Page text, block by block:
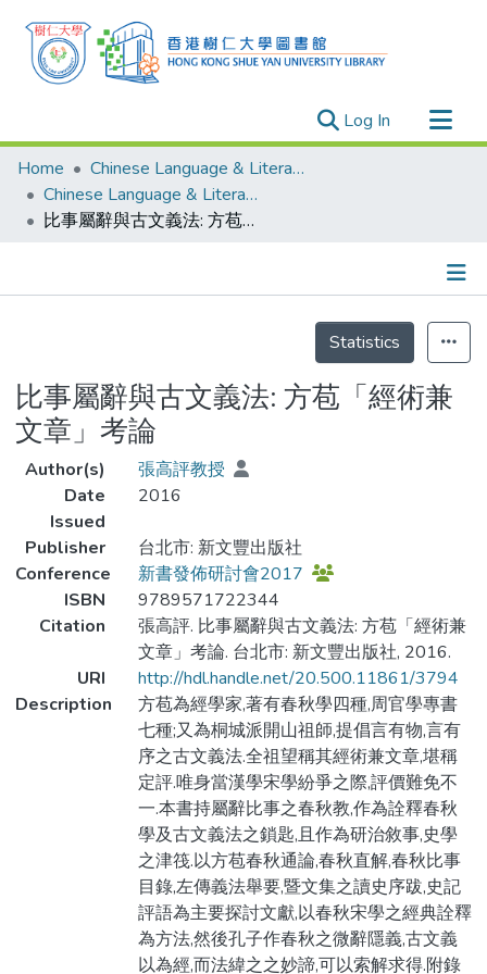
Log In (current)
Research Outputs
Researchers
Organizations
Events
Home
Chinese Language & Literature
Chinese Language & Literature - Publication
比事屬辭與古文義法: 方苞「經術兼文章」考論
Statistics
比事屬辭與古文義法: 方苞「經術兼
文章」考論
Author(s)
張高評教授
Date
Issued
2016
Publisher
台北市: 新文豐出版社
Conference
新書發佈研討會2017
ISBN
9789571722344
Citation
張高評. 比事屬辭與古文義法: 方苞「經術兼
文章」考論. 台北市: 新文豐出版社, 2016.
URI
http://hdl.handle.net/20.500.11861/3794
Description
方苞為經學家,著有春秋學四種,周官學專書
七種;又為桐城派開山祖師,提倡言有物,言有
序之古文義法.全祖望稱其經術兼文章,堪稱
定評.唯身當漢學宋學紛爭之際,評價難免不
一.本書持屬辭比事之春秋教,作為詮釋春秋
學及古文義法之鎖匙,且作為研治敘事,史學
之津筏.以方苞春秋通論,春秋直解,春秋比事
目錄,左傳義法舉要,暨文集之讀史序跋,史記
評語為主要探討文獻,以春秋宋學之經典詮釋
為方法,然後孔子作春秋之微辭隱義,古文義
以為經,而法緯之之妙諦,可以索解求得.附錄